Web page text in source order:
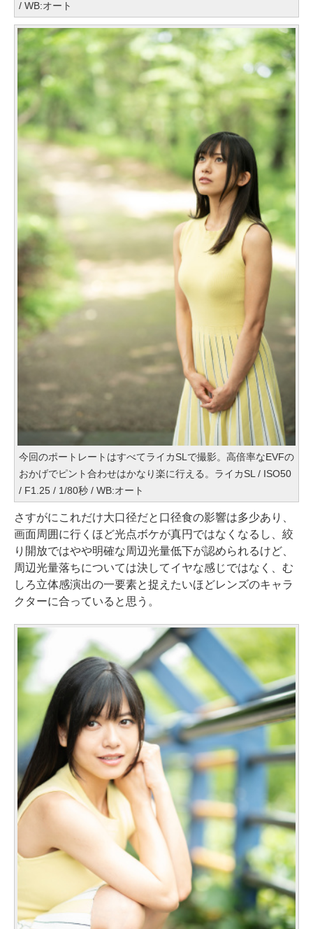
/ WB:オート
今回のポートレートはすべてライカSLで撮影。高倍率なEVFの
おかげでピント合わせはかなり楽に行える。ライカSL / ISO50
/ F1.25 / 1/80秒 / WB:オート
さすがにこれだけ大口径だと口径食の影響は多少あり、
画面周囲に行くほど光点ボケが真円ではなくなるし、絞
り開放ではやや明確な周辺光量低下が認められるけど、
周辺光量落ちについては決してイヤな感じではなく、む
しろ立体感演出の一要素と捉えたいほどレンズのキャラ
クターに合っていると思う。